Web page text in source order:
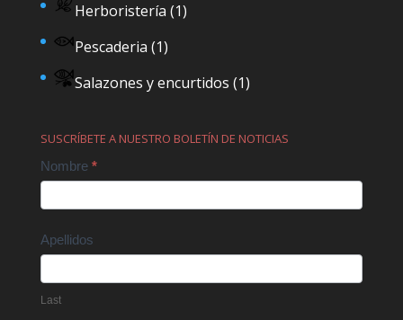
Herboristería (1)
Pescaderia (1)
Salazones y encurtidos (1)
SUSCRÍBETE A NUESTRO BOLETÍN DE NOTICIAS
Contact
Nombre *
Apellidos
Last